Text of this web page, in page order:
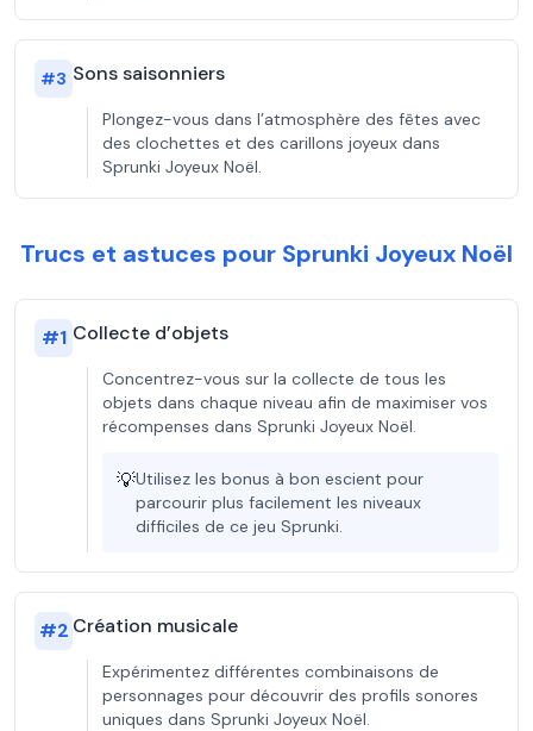
#3 Sons saisonniers
Plongez-vous dans l’atmosphère des fêtes avec
des clochettes et des carillons joyeux dans
Sprunki Joyeux Noël.
Trucs et astuces pour Sprunki Joyeux Noël
#1 Collecte d’objets
Concentrez-vous sur la collecte de tous les
objets dans chaque niveau afin de maximiser vos
récompenses dans Sprunki Joyeux Noël.
💡Utilisez les bonus à bon escient pour
parcourir plus facilement les niveaux
difficiles de ce jeu Sprunki.
#2 Création musicale
Expérimentez différentes combinaisons de
personnages pour découvrir des profils sonores
uniques dans Sprunki Joyeux Noël.